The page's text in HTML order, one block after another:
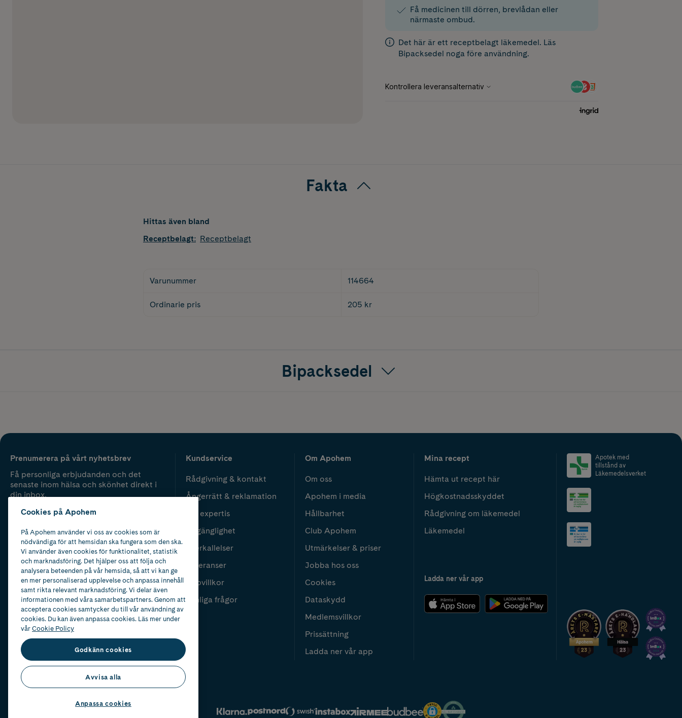
Få medicinen till dörren, brevlådan eller
närmaste ombud.
Det här är ett receptbelagt läkemedel. Läs
Bipacksedel noga före användning.
Fakta
Hittas även bland
Receptbelagt: Receptbelagt
Varunummer 114664
Ordinarie pris 205 kr
Bipacksedel
Prenumerera på vårt nyhetsbrev
Få personliga erbjudanden och det
senaste inom hälsa och skönhet direkt i
din inbox.
Kundservice
Rådgivning & kontakt
Ångerrätt & reklamation
Vår expertis
Tillgänglighet
Återkallelser
Leveranser
Köpvillkor
Vanliga frågor
Om Apohem
Om oss
Apohem i media
Hållbarhet
Club Apohem
Utmärkelser & priser
Jobba hos oss
Cookies
Dataskydd
Medlemsvillkor
Prissättning
Ladda ner vår app
Mina recept
Hämta ut recept här
Högkostnadsskyddet
Rådgivning om läkemedel
Läkemedel
Ladda ner vår app
Apotek med
tillstånd av
Läkemedelsverket
2024
Cookies på Apohem
På Apohem använder vi oss av cookies som är
nödvändiga för att hemsidan ska fungera som den ska.
Vi använder även cookies för funktionalitet, statistik
och marknadsföring. Det hjälper oss att följa och
analysera beteenden på vår hemsida, så att vi kan ge
en mer personaliserad upplevelse och anpassa innehåll
samt rikta relevant marknadsföring. Vi delar även
informationen med våra samarbetspartners. Genom att
acceptera cookies samtycker du till vår användning av
cookies. Du kan även anpassa cookies. Läs mer under
vårCookie Policy
Godkänn cookies
Avvisa alla
Anpassa cookies